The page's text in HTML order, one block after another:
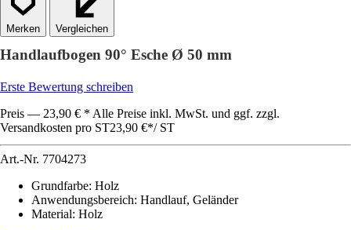
Vergleichen
Handlaufbogen 90° Esche Ø 50 mm
Erste Bewertung schreiben
Preis — 23,90 € * Alle Preise inkl. MwSt. und ggf. zzgl.
Versandkosten pro ST23,90 €*/ ST
Art.-Nr. 7704273
Grundfarbe: Holz
Anwendungsbereich: Handlauf, Geländer
Material: Holz